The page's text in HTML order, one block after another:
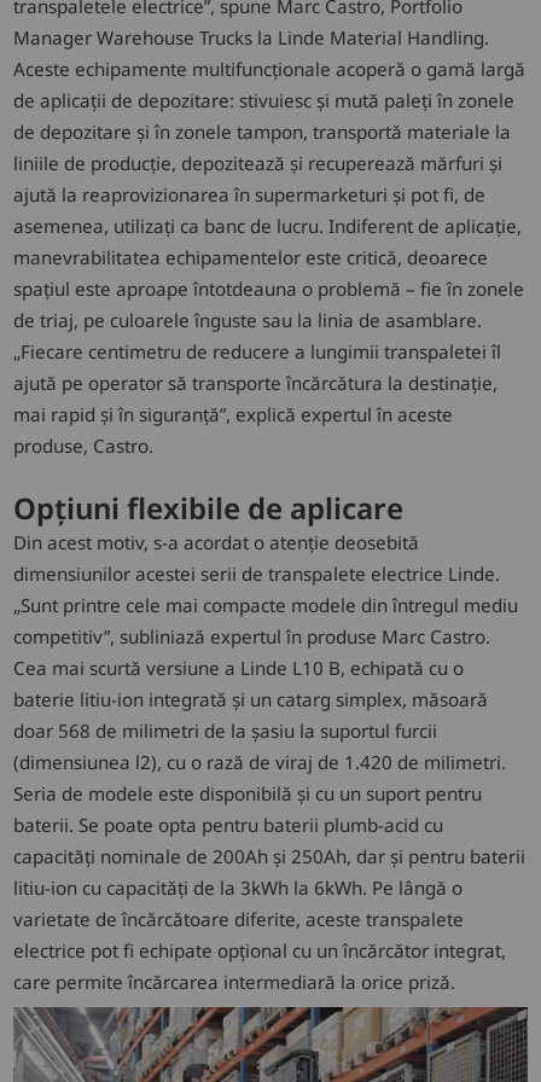
transpaletele electrice”, spune Marc Castro, Portfolio
Manager Warehouse Trucks la Linde Material Handling.
Aceste echipamente multifuncționale acoperă o gamă largă
de aplicații de depozitare: stivuiesc și mută paleți în zonele
de depozitare și în zonele tampon, transportă materiale la
liniile de producție, depozitează și recuperează mărfuri și
ajută la reaprovizionarea în supermarketuri și pot fi, de
asemenea, utilizați ca banc de lucru. Indiferent de aplicație,
manevrabilitatea echipamentelor este critică, deoarece
spațiul este aproape întotdeauna o problemă – fie în zonele
de triaj, pe culoarele înguste sau la linia de asamblare.
„Fiecare centimetru de reducere a lungimii transpaletei îl
ajută pe operator să transporte încărcătura la destinație,
mai rapid și în siguranță”, explică expertul în aceste
produse, Castro.
Opțiuni flexibile de aplicare
Din acest motiv, s-a acordat o atenție deosebită
dimensiunilor acestei serii de transpalete electrice Linde.
„Sunt printre cele mai compacte modele din întregul mediu
competitiv”, subliniază expertul în produse Marc Castro.
Cea mai scurtă versiune a Linde L10 B, echipată cu o
baterie litiu-ion integrată și un catarg simplex, măsoară
doar 568 de milimetri de la șasiu la suportul furcii
(dimensiunea l2), cu o rază de viraj de 1.420 de milimetri.
Seria de modele este disponibilă și cu un suport pentru
baterii. Se poate opta pentru baterii plumb-acid cu
capacități nominale de 200Ah și 250Ah, dar și pentru baterii
litiu-ion cu capacități de la 3kWh la 6kWh. Pe lângă o
varietate de încărcătoare diferite, aceste transpalete
electrice pot fi echipate opțional cu un încărcător integrat,
care permite încărcarea intermediară la orice priză.